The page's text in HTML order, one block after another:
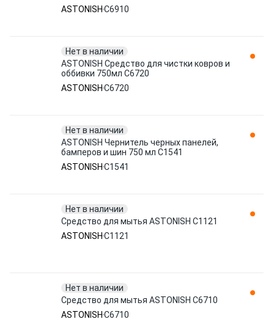
ASTONISH C6910
Нет в наличии
ASTONISH Средство для чистки ковров и
оббивки 750мл C6720
ASTONISH C6720
Нет в наличии
ASTONISH Чернитель черных панелей,
бамперов и шин 750 мл C1541
ASTONISH C1541
Нет в наличии
Средство для мытья ASTONISH C1121
ASTONISH C1121
Нет в наличии
Средство для мытья ASTONISH C6710
ASTONISH C6710